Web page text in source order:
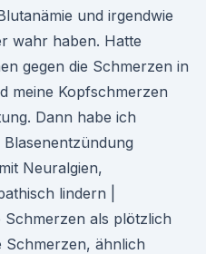
und irgendwie
wahr haben. Hatte
gegen die Schmerzen in
meine Kopfschmerzen
Dann habe ich
Neuralgien,
lindern |
als plötzlich
Schmerzen, ähnlich